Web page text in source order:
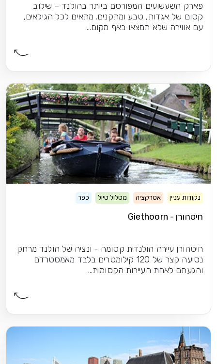
פארק השעשועים המפורסם ביותר בהולנד – שילוב
קסום של אגדות, טבע ומתקנים. מתאים לכל הגילאים,
עם אווירה שלא תמצאו באף מקום...
נקודות עניין אטרקציה מסלול טיול כפר
חיטהורן - Giethoorn
חיטהורן עיירה הולנדית קסומה - ונציה של הולנד מרחק
נסיעה קצר של 120 קילומטרים בלבד מאמסטרדם
והגעתם לאחת העיירות הקסומות...